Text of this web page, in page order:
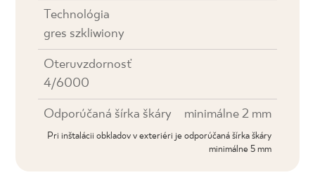
Technológia
gres szkliwiony
Oteruvzdornosť
4/6000
Odporúčaná šírka škáry minimálne 2 mm
Pri inštalácii obkladov v exteriéri je odporúčaná šírka škáry
minimálne 5 mm